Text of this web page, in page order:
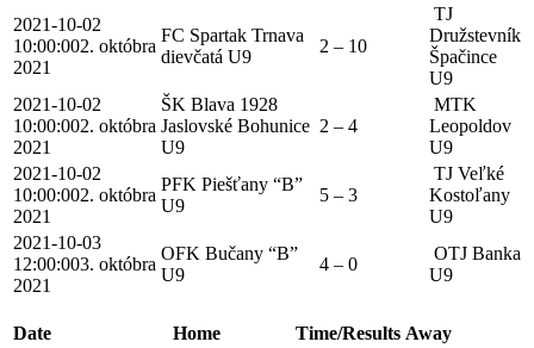
2021-10-02
10:00:002. októbra
2021
FC Spartak Trnava
dievčatá U9
2 – 10
TJ
Družstevník
Špačince
U9
2021-10-02
10:00:002. októbra
2021
ŠK Blava 1928
Jaslovské Bohunice
U9
2 – 4
MTK
Leopoldov
U9
2021-10-02
10:00:002. októbra
2021
PFK Piešťany “B”
U9
5 – 3
TJ Veľké
Kostoľany
U9
2021-10-03
12:00:003. októbra
2021
OFK Bučany “B”
U9
4 – 0
OTJ Banka
U9
Date Home Time/Results Away